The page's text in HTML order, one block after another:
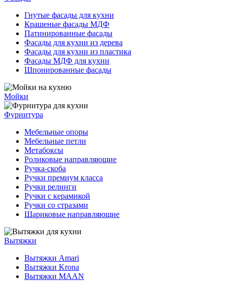
Гнутые фасады для кухни
Крашеные фасады МДФ
Патинированные фасады
Фасады для кухни из дерева
Фасады для кухни из пластика
Фасады МДФ для кухни
Шпонированные фасады
Мойки
Фурнитура
Мебельные опоры
Мебельные петли
Метабоксы
Роликовые направляющие
Ручка-скоба
Ручки премиум класса
Ручки релинги
Ручки с керамикой
Ручки со стразами
Шариковые направляющие
Вытяжки
Вытяжки Amari
Вытяжки Krona
Вытяжки MAAN